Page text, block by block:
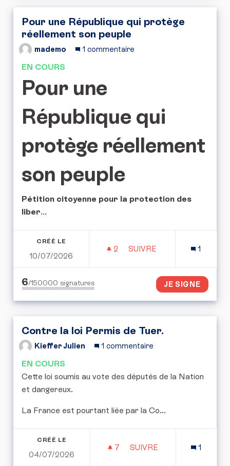
Pour une République qui protège
réellement son peuple
mademo 1 commentaire
EN COURS
Pour une
République qui
protège réellement
son peuple
Pétition citoyenne pour la protection des
liber...
CRÉÉ LE
10/07/2026
2 2 ABONNÉS
SUIVRE
1
6/150000 signatures JE SIGNE
Contre la loi Permis de Tuer.
Kieffer Julien 1 commentaire
EN COURS
Cette loi soumis au vote des députés de la Nation
et dangereux.
La France est pourtant liée par la Co...
CRÉÉ LE
04/07/2026
7 7 ABONNÉS
SUIVRE
1